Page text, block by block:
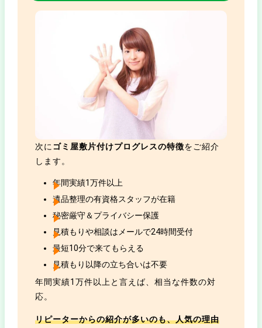
次に ゴミ屋敷片付けプログレスの特徴をご紹介
します。
年間実績1万件以上
遺品整理の有資格スタッフが在籍
秘密厳守＆プライバシー保護
見積もりや相談はメールで24時間受付
最短10分で来てもらえる
見積もり以降の立ち合いは不要
年間実績1万件以上と言えば、相当な件数の対
応。
リピーターからの紹介が多いのも、人気の理由